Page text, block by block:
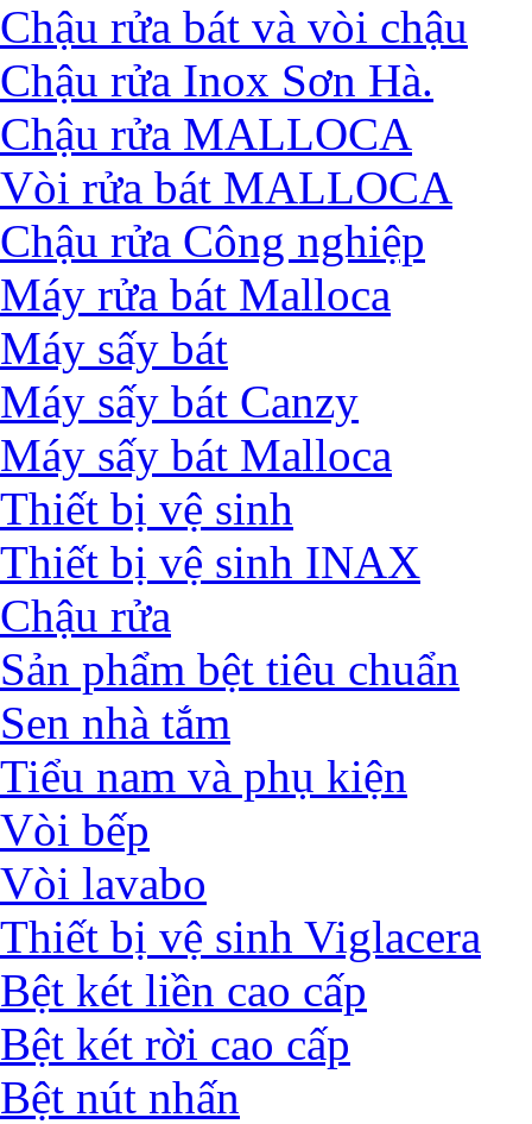
Chậu rửa bát và vòi chậu
Chậu rửa Inox Sơn Hà.
Chậu rửa MALLOCA
Vòi rửa bát MALLOCA
Chậu rửa Công nghiệp
Máy rửa bát Malloca
Máy sấy bát
Máy sấy bát Canzy
Máy sấy bát Malloca
Thiết bị vệ sinh
Thiết bị vệ sinh INAX
Chậu rửa
Sản phẩm bệt tiêu chuẩn
Sen nhà tắm
Tiểu nam và phụ kiện
Vòi bếp
Vòi lavabo
Thiết bị vệ sinh Viglacera
Bệt két liền cao cấp
Bệt két rời cao cấp
Bệt nút nhấn